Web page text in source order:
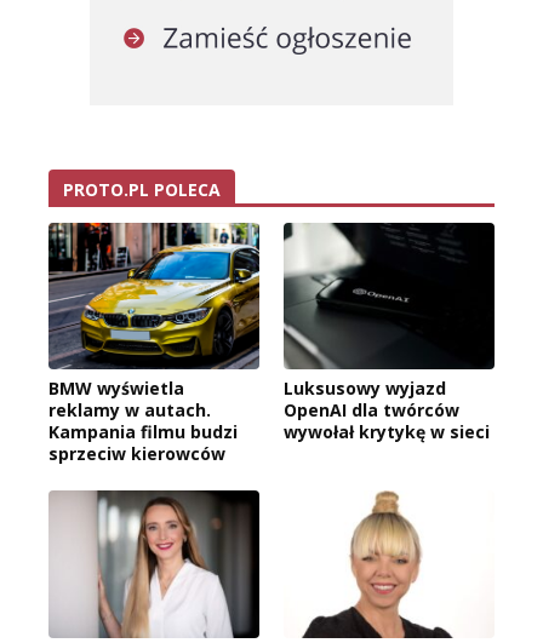
PROTO.PL POLECA
BMW wyświetla
reklamy w autach.
Kampania filmu budzi
sprzeciw kierowców
Luksusowy wyjazd
OpenAI dla twórców
wywołał krytykę w sieci